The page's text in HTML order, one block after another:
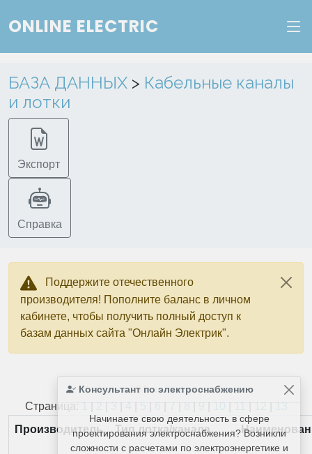
ONLINE ELECTRIC
БАЗА ДАННЫХ > Кабельные каналы
и лотки
Экспорт
Справка
Поддержите отечественного
производителя! Пополните баланс в личном
кабинете, чтобы получить полный доступ к
базам данных сайта "Онлайн Электрик".
Консультант по электроснабжению
Начинаете свою деятельность в сфере
проектирования электроснабжения? Возникли
сложности с расчетами по электроэнергетике и
Найдено366из366записей.
Страница: 1 | 2 | 3 | 4 | 5 | 6 | 7 | 8 | 9 | 10 | 11 | 12 | 13
Производитель
Тип лотка/канала
Веб-сервис "Онлайн Электрик"
получить доступ ко всем сервисам "Онлайн